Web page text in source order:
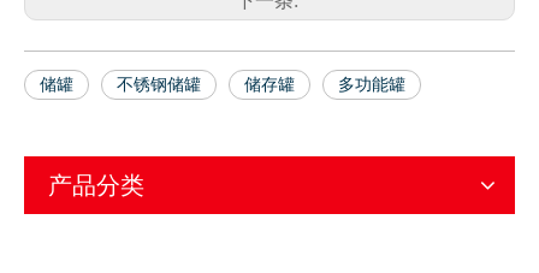
储罐 不锈钢储罐 储存罐 多功能罐
产品分类